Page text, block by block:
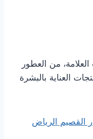
من العطور
العناية بالبشرة
القصيم الرياض